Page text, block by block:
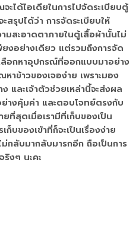
ะได้ไอเดียในการไปจัดระเบียบตู้
รุปได้ว่า การจัดระเบียบให้
มสะอาดตาภายในตู้เสื้อผ้านั้นไม่
งอย่างเดียว แต่รวมถึงการจัด
ลือกหาอุปกรณ์ที่ออกแบบมาอย่าง
าข้าวของเจอง่าย เพราะมอง
ง และเจ้าตัวช่วยเหล่านี้จะส่งผล
างคุ้มค่า และตอบโจทย์ตรงกับ
ยที่สุดเมื่อเรามีที่เก็บของเป็น
ก็บของเข้าที่ก็จะเป็นเรื่องง่าย
กลับมากลับมารกอีก ถือเป็นการ
ริงๆ นะคะ